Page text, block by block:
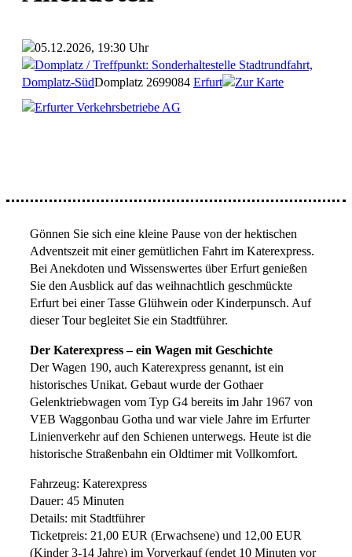
05.12.2026, 19:30 Uhr
Domplatz / Treffpunkt: Sonderhaltestelle Stadtrundfahrt,
Domplatz-SüdDomplatz 2699084 Erfurt
Zur Karte
Erfurter Verkehrsbetriebe AG
Gönnen Sie sich eine kleine Pause von der hektischen
Adventszeit mit einer gemütlichen Fahrt im Katerexpress.
Bei Anekdoten und Wissenswertes über Erfurt genießen
Sie den Ausblick auf das weihnachtlich geschmückte
Erfurt bei einer Tasse Glühwein oder Kinderpunsch. Auf
dieser Tour begleitet Sie ein Stadtführer.
Der Katerexpress – ein Wagen mit Geschichte
Der Wagen 190, auch Katerexpress genannt, ist ein
historisches Unikat. Gebaut wurde der Gothaer
Gelenktriebwagen vom Typ G4 bereits im Jahr 1967 von
VEB Waggonbau Gotha und war viele Jahre im Erfurter
Linienverkehr auf den Schienen unterwegs. Heute ist die
historische Straßenbahn ein Oldtimer mit Vollkomfort.
Fahrzeug: Katerexpress
Dauer: 45 Minuten
Details: mit Stadtführer
Ticketpreis: 21,00 EUR (Erwachsene) und 12,00 EUR
(Kinder 3-14 Jahre) im Vorverkauf (endet 10 Minuten vor